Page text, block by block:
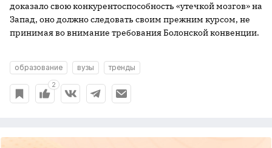
доказало свою конкурентоспособность «утечкой мозгов» на
Запад, оно должно следовать своим прежним курсом, не
принимая во внимание требования Болонской конвенции.
образование вузы тренды
2